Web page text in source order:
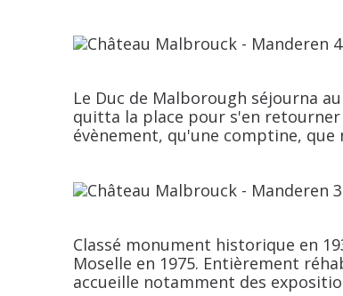
Le Duc de Malborough séjourna
quitta la place pour s'en retourner
évènement, qu'une comptine,
Classé monument historique en
Moselle en 1975. Entièrement
accueille notamment des